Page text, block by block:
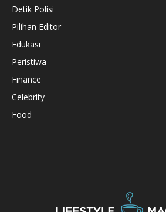
Detik Polisi
Pilihan Editor
Edukasi
Peristiwa
Finance
Celebrity
Food